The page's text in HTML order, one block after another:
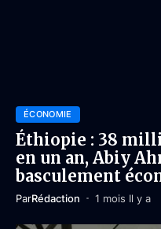
ÉCONOMIE
Éthiopie : 38
en un an, Abiy
basculement
ParRédaction 1 mois Il y a